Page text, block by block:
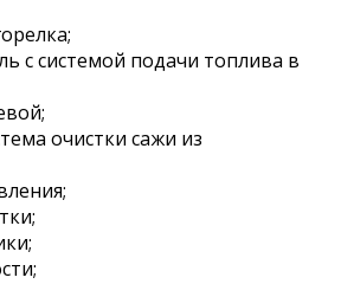
с системой подачи топлива в
очистки сажи из